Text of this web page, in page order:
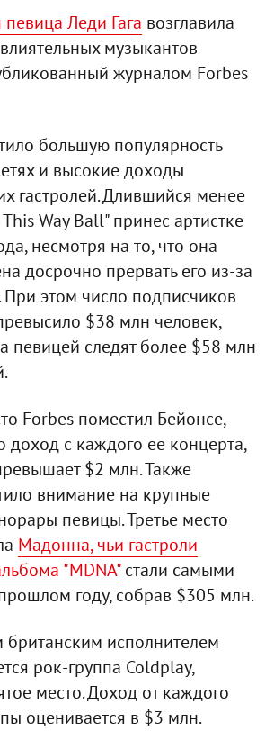
Леди Гага возглавила
музыкантов
журналом Forbes
большую популярность
и высокие доходы
гастролей. Длившийся менее
Way Ball" принес артистке
несмотря на то, что она
досрочно прервать его из-за
этом число подписчиков
$38 млн человек,
певицей следят более $58 млн
Forbes поместил Бейонсе,
доход с каждого ее концерта,
$2 млн. Также
внимание на крупные
певицы. Третье место
Мадонна, чьи гастроли
"MDNA"стали самыми
году, собрав $305 млн.
исполнителем
рок-группа Coldplay,
место. Доход от каждого
оценивается в $3 млн.